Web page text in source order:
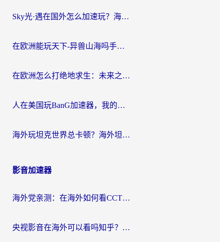
Sky光·遇在国外怎么加速玩？海外党亲测有效的国服游戏加速指南
在欧洲能玩天下-异兽山海吗手游？海外玩家的加速器生存指南
在欧洲怎么打绝地求生：未来之役不卡？留学生亲测的加速器避坑指南
人在美国玩BanG加速器，我的延迟终于绿了
海外玩坦克世界总卡顿？海外坦克世界加速器有哪些？实测好用的选择在这里
影音加速器
海外党亲测：在海外如何看CCTV？告别“仅限大陆播放”的实用指南
央视影音在海外可以看吗知乎？留学生亲测：3步解决地域限制+追剧自由